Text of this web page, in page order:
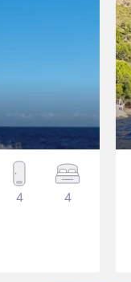
4 4